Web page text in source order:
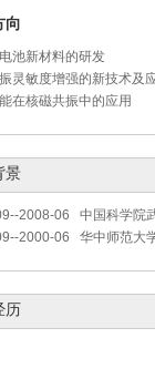
向
池新材料的研发
灵敏度增强的新技术及
在核磁共振中的应用
景
2008-06 中国科学院
2000-06 华中师范大
历